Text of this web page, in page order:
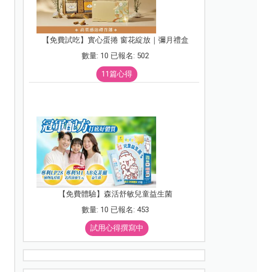
【免費試吃】實心蛋捲 窗花綻放｜彌月禮盒
數量: 10 已報名: 502
11篇心得
【免費體驗】森活舒敏兒童益生菌
數量: 10 已報名: 453
試用心得撰寫中